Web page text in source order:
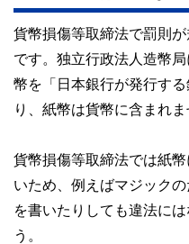
貨幣損傷等取締法で罰則
です。独立行政法人造幣
幣を「日本銀行が発行す
り、紙幣は貨幣に含まれま
貨幣損傷等取締法では紙
いため、例えばマジック
を書いたりしても違法に
う。